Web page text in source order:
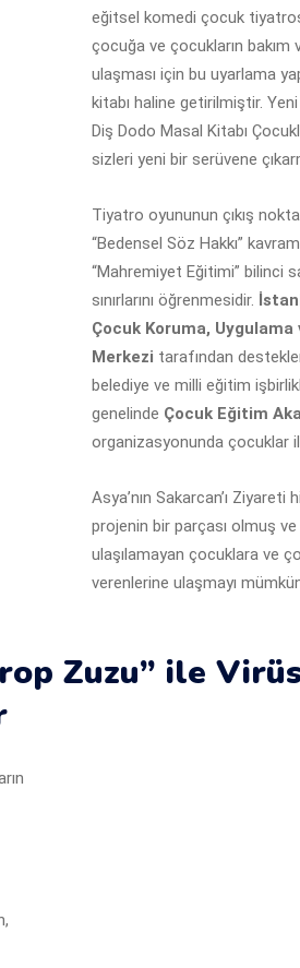
eğitsel komedi çocuk
çocuğa ve çocukların bakım
ulaşması için bu uyarlama
kitabı haline getirilmiştir.
Diş Dodo Masal Kitabı
sizleri yeni bir serüvene
Tiyatro oyununun çıkış
“Bedensel Söz Hakkı”
“Mahremiyet Eğitimi” bilinci
sınırlarını öğrenmesidir.
Çocuk Koruma, Uygulama
Merkezi tarafından
belediye ve milli eğitim
genelinde Çocuk Eğitim
organizasyonunda çocuklar
Asya’nın Sakarcan’ı Ziyareti
projenin bir parçası olmuş
ulaşılamayan çocuklara ve
verenlerine ulaşmayı mümkün
Zuzu” ile